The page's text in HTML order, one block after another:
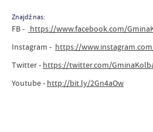
Znajdź nas:
FB- https://www.facebook.com/
Instagram - https://
Twitter - https://twitter.com/
Youtube - http://bit.ly/2Gn4aOw